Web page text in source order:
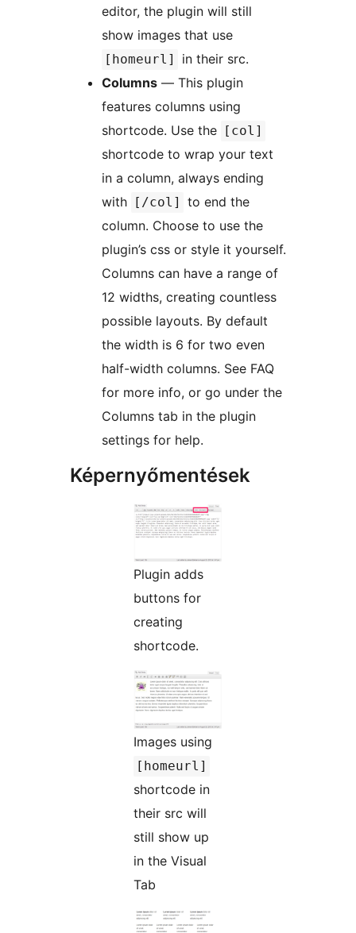
editor, the plugin will still
show images that use
[homeurl]
in their src.
Columns — This plugin
features columns using
shortcode. Use the
[col]
shortcode to wrap your text
in a column, always ending
with
[/col]
to end the
column. Choose to use the
plugin’s css or style it yourself.
Columns can have a range of
12 widths, creating countless
possible layouts. By default
the width is 6 for two even
half-width columns. See FAQ
for more info, or go under the
Columns tab in the plugin
settings for help.
Képernyőmentések
Plugin adds
buttons for
creating
shortcode.
Images using
[homeurl]
shortcode in
their src will
still show up
in the Visual
Tab